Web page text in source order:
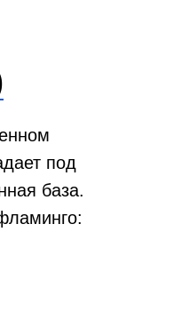
под
база.